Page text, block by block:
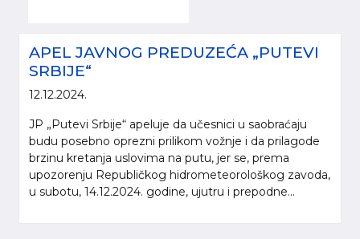
APEL JAVNOG PREDUZEĆA „PUTEVI
SRBIJE“
12.12.2024.
JP „Putevi Srbije“ apeluje da učesnici u saobraćaju
budu posebno oprezni prilikom vožnje i da prilagode
brzinu kretanja uslovima na putu, jer se, prema
upozorenju Republičkog hidrometeorološkog zavoda,
u subotu, 14.12.2024. godine, ujutru i prepodne...